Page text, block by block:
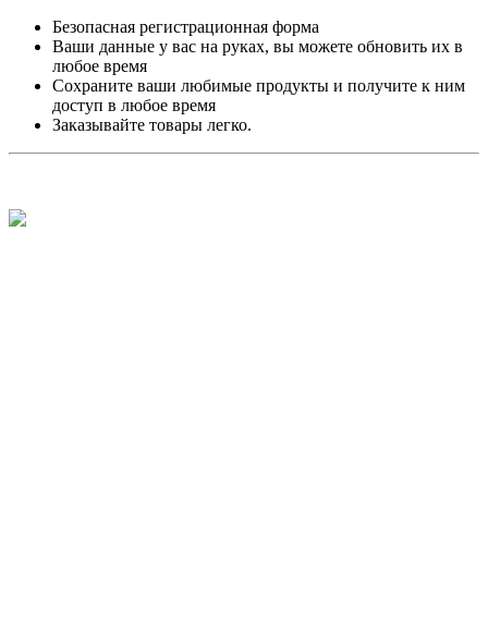
Безопасная регистрационная форма
Ваши данные у вас на руках, вы можете обновить их в
любое время
Сохраните ваши любимые продукты и получите к ним
доступ в любое время
Заказывайте товары легко.